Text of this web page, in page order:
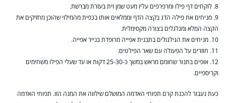
8. לוקחים דף פילו ומרפרפים עליו מעט שמן זית בעזרת מברשת.
9. מניחים את פילה הדג בקצה הדף וממלאים אותו בכפית מהמילוי שהוכן מחזיקים את
הקצה המלא ומגלגלים בצורה מקסימלית.
10. מניחים את הגילגולים בתבנית אפייה מרופדת בנייר אפייה.
11. חוזרים על הפעולה עם שאר הפילטים.
12. אופים בתנור שחומם מראש במשך כ-25-30 דקות או עד שעלי הפילו משחימים
וקריספיים.
כעת נעבור להכנת קרם תפוחי האדמה המושלם שילווה את המנה הזו. תפוחי האדמה